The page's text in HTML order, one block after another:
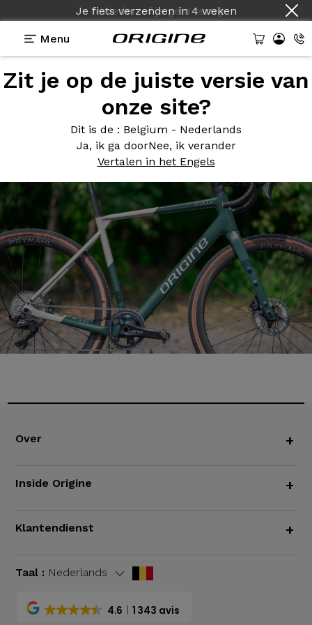
Je fiets verzendenin4 weken
Menu
Zit je op de juiste versie van
onze site?
Dit is de : Belgium - Nederlands
Ja, ik ga doorNee, ik verander
Vertalen in het Engels
Photos> Vert Noir
Noir
Over +
Inside Origine +
Klantendienst +
Taal : Nederlands
4.6 1 343 avis